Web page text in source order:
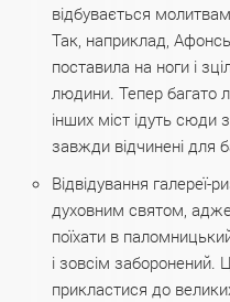
відбувається
Так, наприклад,
поставила на ноги і
людини. Тепер багато
інших міст ідуть сюди
завжди відчинені для
Відвідування галереї-
духовним святом,
поїхати в
і зовсім заборонений.
прикластися до